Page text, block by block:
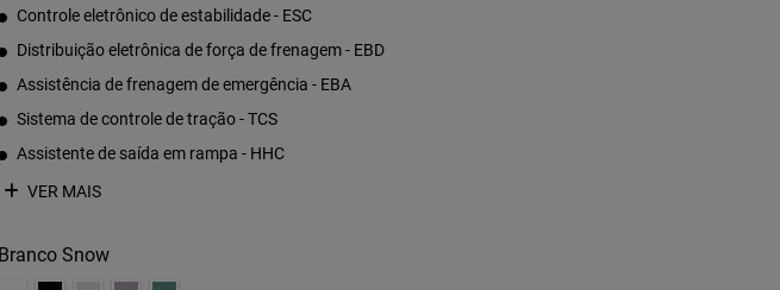
Controle eletrônico de estabilidade - ESC
Distribuição eletrônica de força de frenagem - EBD
Assistência de frenagem de emergência - EBA
Sistema de controle de tração - TCS
Assistente de saída em rampa - HHC
VER MAIS
Branco Snow